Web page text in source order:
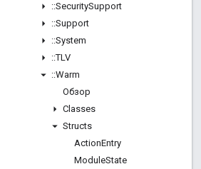
::SecuritySupport
::Support
::System
::TLV
::Warm
Обзор
Classes
Structs
ActionEntry
ModuleState